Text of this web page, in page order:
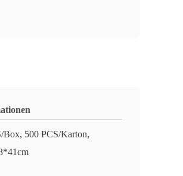
Box, 500 PCS/Karton,